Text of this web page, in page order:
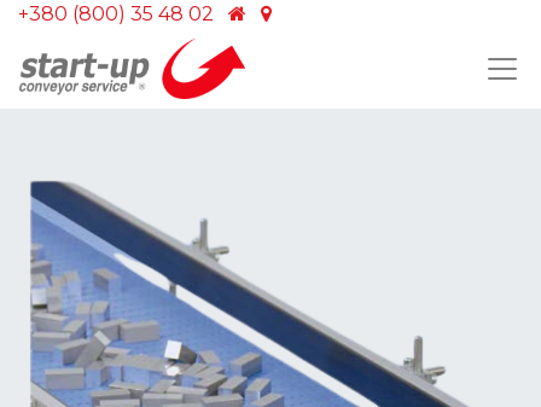
+380 (800) 35 48 02